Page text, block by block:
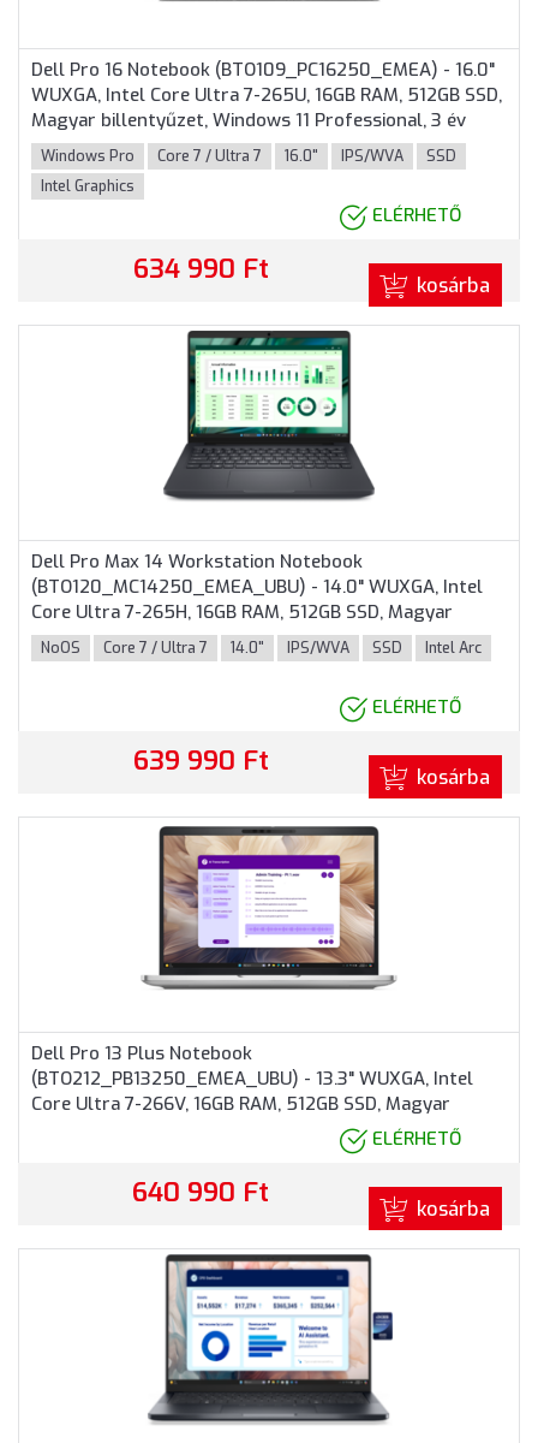
Dell Pro 16 Notebook (BTO109_PC16250_EMEA) - 16.0"
WUXGA, Intel Core Ultra 7-265U, 16GB RAM, 512GB SSD,
Magyar billentyűzet, Windows 11 Professional, 3 év
garancia, Platinaszürke színben
Windows Pro Core 7 / Ultra 7 16.0" IPS/WVA
SSD
Intel Graphics
ELÉRHETŐ
634 990 Ft kosárba
Dell Pro Max 14 Workstation Notebook
(BTO120_MC14250_EMEA_UBU) - 14.0" WUXGA, Intel
Core Ultra 7-265H, 16GB RAM, 512GB SSD, Magyar
billentyűzet, Operációs rendszer nélkül, 3 év garancia,
Grafitszürke színben
NoOS Core 7 / Ultra 7 14.0" IPS/WVA SSD Intel Arc
ELÉRHETŐ
639 990 Ft kosárba
Dell Pro 13 Plus Notebook
(BTO212_PB13250_EMEA_UBU) - 13.3" WUXGA, Intel
Core Ultra 7-266V, 16GB RAM, 512GB SSD, Magyar
billentyűzet, Operációs rendszer nélkül, 3 év garancia,
ELÉRHETŐ
640 990 Ft kosárba